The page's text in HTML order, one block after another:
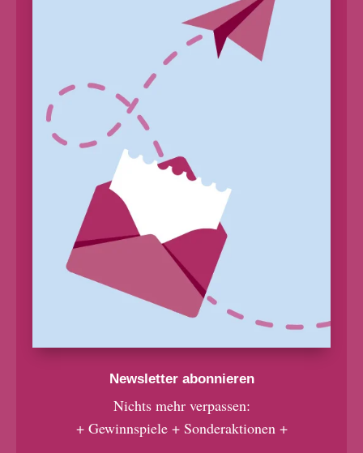
Newsletter abonnieren
Nichts mehr verpassen:
+ Gewinnspiele + Sonderaktionen +